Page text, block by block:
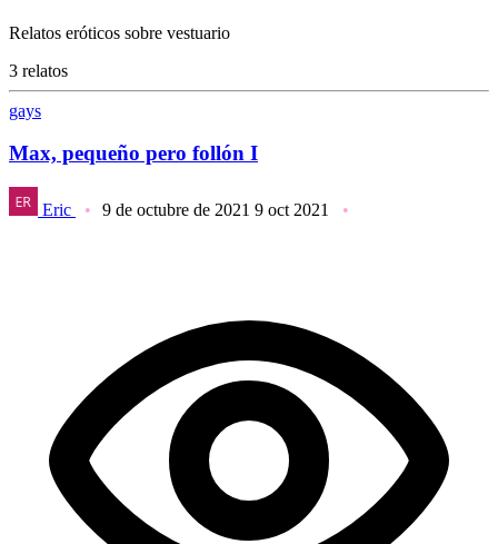
Relatos eróticos sobre vestuario
3 relatos
gays
Max, pequeño pero follón I
Eric 9 de octubre de 2021 9 oct 2021